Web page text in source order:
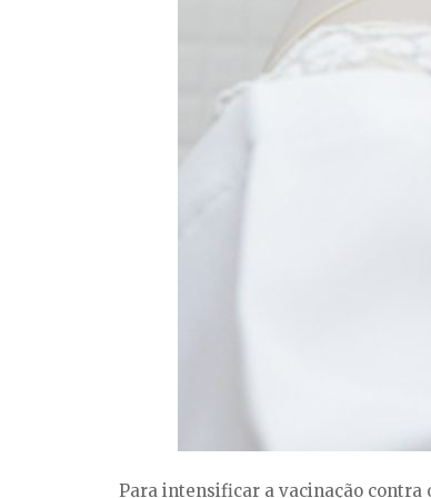
Para intensificar a vacinação contra